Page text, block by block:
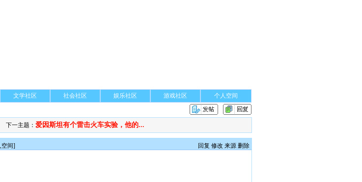
文学社区 社会社区 娱乐社区 游戏社区
个人空间
下一主题：爱因斯坦有个雷击火车实验，他的...
间] 回复 修改 来源 删除